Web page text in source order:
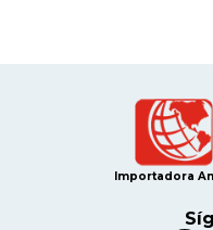
Importadora